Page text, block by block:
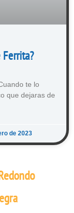
te lo
que dejaras de
de 2023